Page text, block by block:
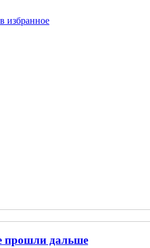
избранное
прошли дальше